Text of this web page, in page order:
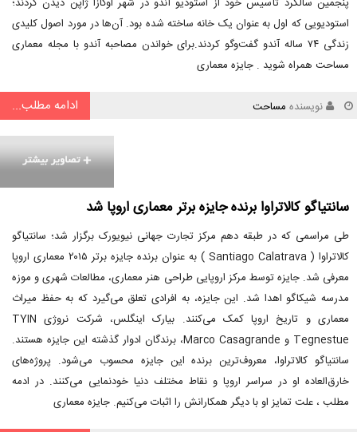
استودیویی که اول به عنوان یک خانه ساخته شده بود. آن‌ها در مورد اصول کلیدی
زندگی ۷۴ ساله آندو گفت‌وگو کردند.برای خواندن مصاحبه آندو با مجله معماری
مساحت همراه شوید . جایزه معماری
نویسنده مساحت ادامه مطلب...
سانتیاگو کالاتراوا برنده جایزه برتر معماری اروپا شد
طی مراسمی که در طبقه دهم مرکز تجارت جهانی نیویورک برگزار شد؛ سانتیاگو
کالاتراوا ( Santiago Calatrava ) به عنوان برنده جایزه برتر ۲۰۱۵ معماری اروپا
معرفی شد. جایزه توسط مرکز اروپایی طراحی هنر معماری، مطالعات شهری و موزه
مدرسه شیکاگو اهدا شد. این جایزه، به افرادی تعلق می‌گیرد که به حفظ میراث
معماری و تاریخ اروپا کمک می‌کنند. بیارک اینگلس، شرکت نروژی TYIN
Tegnestue و Marco Casagrande، برندگان ادوار گذشته این جایزه هستند.
سانتیاگو کالاتراوا، معروف‌ترین برنده این جایزه محسوب می‌شود. پروژه‌های
خارق‌العاده او در سراسر اروپا و نقاط مختلف دنیا خودنمایی می‌کنند. در ادمه
مطلب ، علت تمایز او با دیگر همکارانش را اثبات می‌کنیم. جایزه معماری